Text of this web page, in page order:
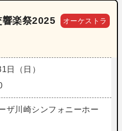
響楽祭2025 オーケストラ
日（日）
ザ川崎シンフォニーホー